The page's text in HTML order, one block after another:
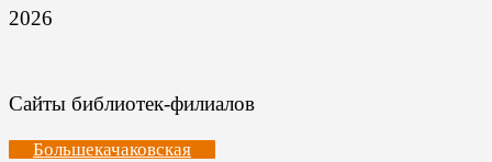
2026
Сайты библиотек-филиалов
Большекачаковская